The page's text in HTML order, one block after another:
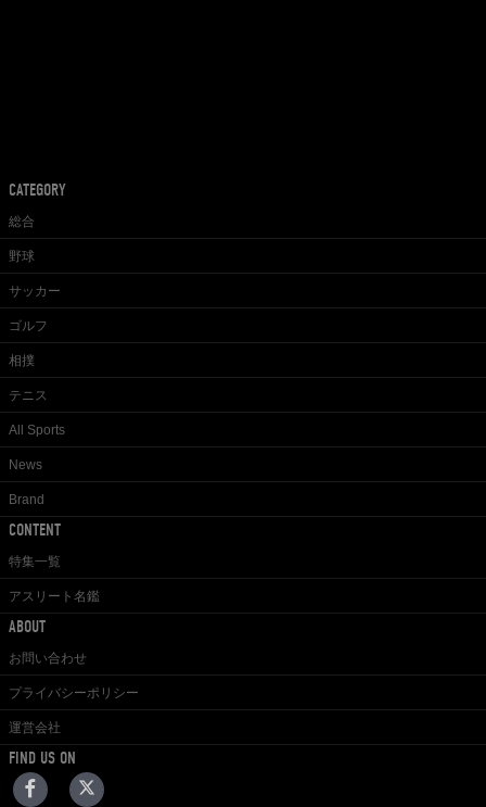
CATEGORY
総合
野球
サッカー
ゴルフ
相撲
テニス
All Sports
News
Brand
CONTENT
特集一覧
アスリート名鑑
ABOUT
お問い合わせ
プライバシーポリシー
運営会社
FIND US ON